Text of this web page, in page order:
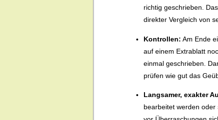
richtig geschrieben.
direkter Vergleich von
Kontrollen: Am Ende
auf einem Extrablatt
einmal geschrieben.
prüfen wie gut das
Langsamer, exakter
bearbeitet werden